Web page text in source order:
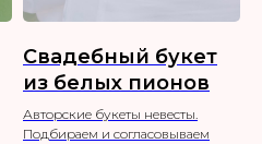
Свадебный букет
из белых пионов
Авторские букеты невесты.
Подбираем и согласовываем